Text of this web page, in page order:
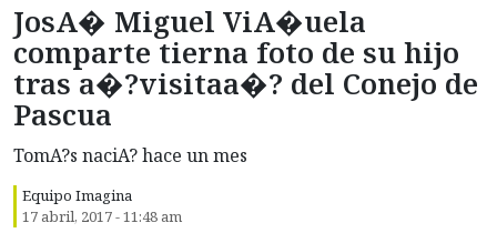
JosA� Miguel ViA�uela
comparte tierna foto de su hijo
tras a�?visitaa�? del Conejo de
Pascua
TomA?s naciA? hace un mes
Equipo Imagina
17 abril, 2017 - 11:48 am